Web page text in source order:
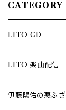
CATEGORY
LITO CD
LITO 楽曲配信
伊藤陽佑の悪ふざ